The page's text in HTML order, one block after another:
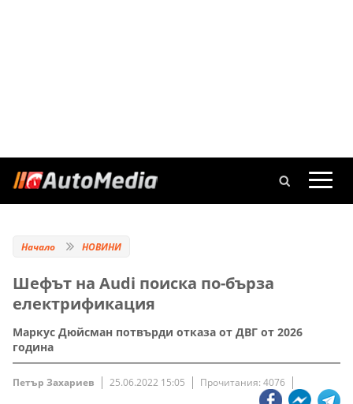
Начало НОВИНИ
Шефът на Audi поиска по-бърза
електрификация
Маркус Дюйсман потвърди отказа от ДВГ от 2026
година
Петър Захариев 25.06.2022 15:05 Прочитания: 4076